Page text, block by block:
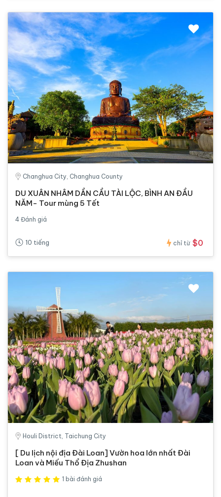
Changhua City, Changhua County
DU XUÂN NHÂM DẦN CẦU TÀI LỘC, BÌNH AN ĐẦU
NĂM- Tour mùng 5 Tết
4 Đánh giá
10 tiếng chỉ từ $0
Houli District, Taichung City
[ Du lịch nội địa Đài Loan] Vườn hoa lớn nhất Đài
Loan và Miếu Thổ Địa Zhushan
1 bài đánh giá